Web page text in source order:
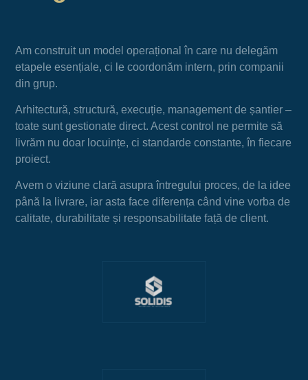
Am construit un model operațional în care nu delegăm
etapele esențiale, ci le coordonăm intern, prin companii
din grup.
Arhitectură, structură, execuție, management de șantier –
toate sunt gestionate direct. Acest control ne permite să
livrăm nu doar locuințe, ci standarde constante, în fiecare
proiect.
Avem o viziune clară asupra întregului proces, de la idee
până la livrare, iar asta face diferența când vine vorba de
calitate, durabilitate și responsabilitate față de client.